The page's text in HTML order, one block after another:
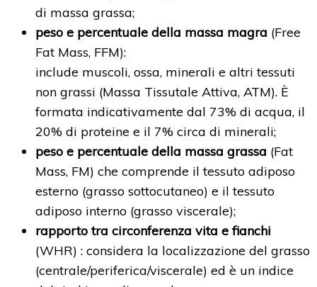
di massa grassa;
peso e percentuale della massa magra (Free
Fat Mass, FFM):
include muscoli, ossa, minerali e altri tessuti
non grassi (Massa Tissutale Attiva, ATM). È
formata indicativamente dal 73% di acqua, il
20% di proteine e il 7% circa di minerali;
peso e percentuale della massa grassa (Fat
Mass, FM) che comprende il tessuto adiposo
esterno (grasso sottocutaneo) e il tessuto
adiposo interno (grasso viscerale);
rapporto tra circonferenza vita e fianchi
(WHR) : considera la localizzazione del grasso
(centrale/periferica/viscerale) ed è un indice